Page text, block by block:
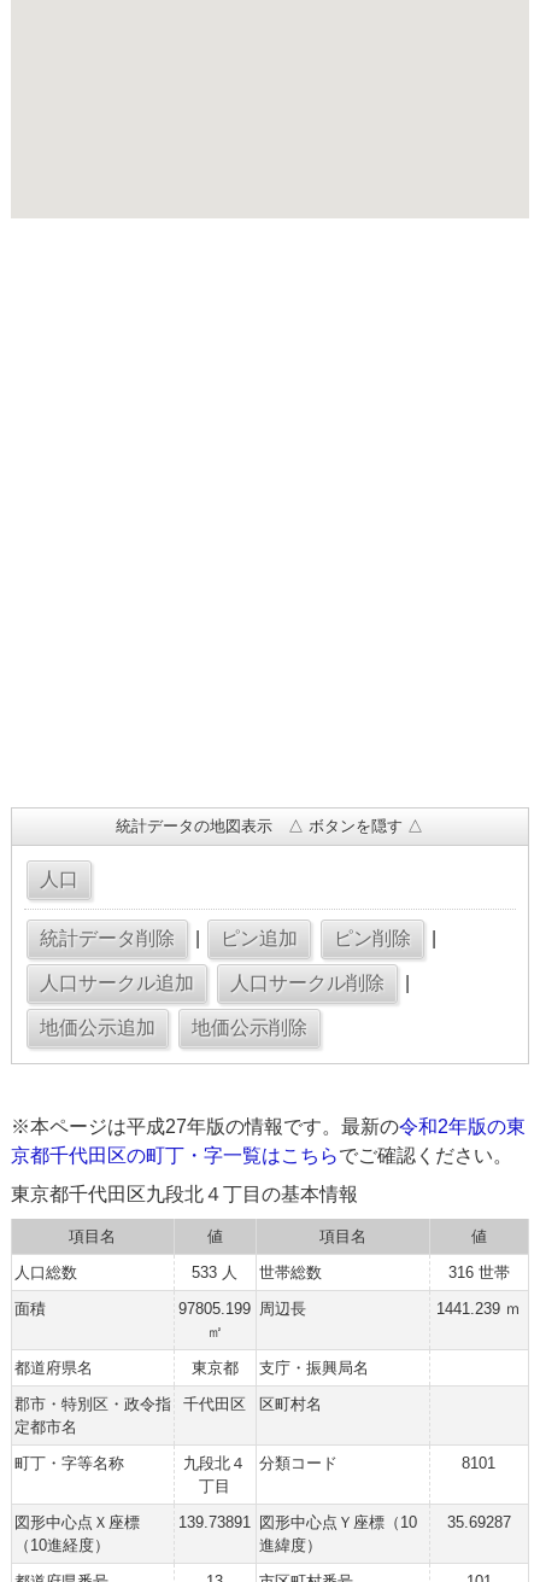
統計データの地図表示 △ ボタンを隠す △
※本ページは平成27年版の情報です。最新の令和2年版の東
京都千代田区の町丁・字一覧はこちらでご確認ください。
東京都千代田区九段北４丁目の基本情報
項目名 値 項目名
値
人口総数
533 人 世帯総数
316 世帯
面積
97805.199
㎡
周辺長 1441.239 ｍ
都道府県名 東京都
支庁・振興局名
郡市・特別区・政令指
定都市名
千代田区 区町村名
町丁・字等名称
九段北４
丁目
分類コード 8101
図形中心点Ｘ座標
（10進経度）
139.73891 図形中心点Ｙ座標（10
進緯度）
35.69287